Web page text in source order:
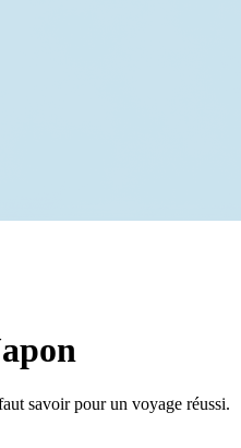
savoir pour un voyage réussi.